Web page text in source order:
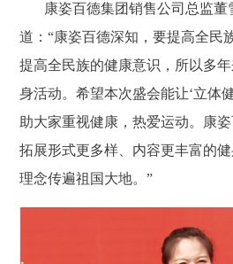
康姿百德集团销售公司总监
道：“康姿百德深知，要提高全民
提高全民族的健康意识，所以多
身活动。希望本次盛会能让‘立体
助大家重视健康，热爱运动。康
拓展形式更多样、内容更丰富的
理念传遍祖国大地。”